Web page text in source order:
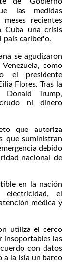
las medidas
recientes
Cuba una crisis
país caribeño.
se agudizaron
como
el presidente
Flores. Tras la
Donald Trump,
ni dinero
que autoriza
que suministran
debido
nacional de
en la nación
el
médica y
utiliza el cerco
insoportables las
con datos
a la isla un barco